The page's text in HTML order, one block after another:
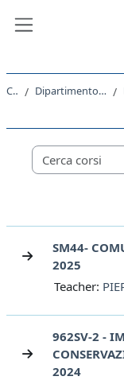
Corsi Dipartimento di Scienze della Vita
Categorie di corso
SM44-
2025
Teacher:
962SV-2 -
2024